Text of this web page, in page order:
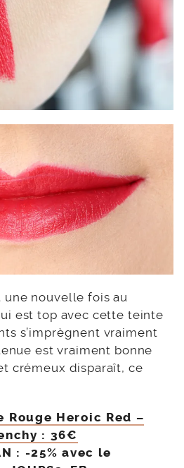
nouvelle fois au
est top avec cette teinte
s’imprègnent vraiment
est vraiment bonne
crémeux disparaît, ce
Rouge Heroic Red –
: 36€
: -25% avec le